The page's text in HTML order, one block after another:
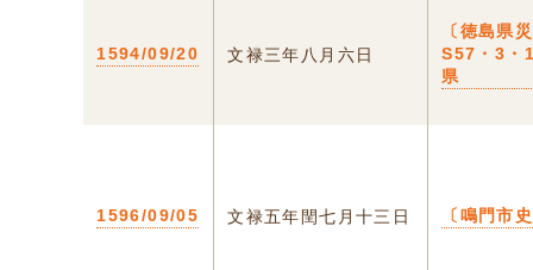
1594/09/20 文禄三年八月六日
〔徳島県
S57・3・
県
1596/09/05 文禄五年閏七月十三日 〔鳴門市